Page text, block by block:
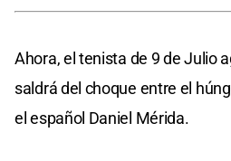
Ahora, el tenista de 9 de Julio
saldrá del choque entre el
el español Daniel Mérida.